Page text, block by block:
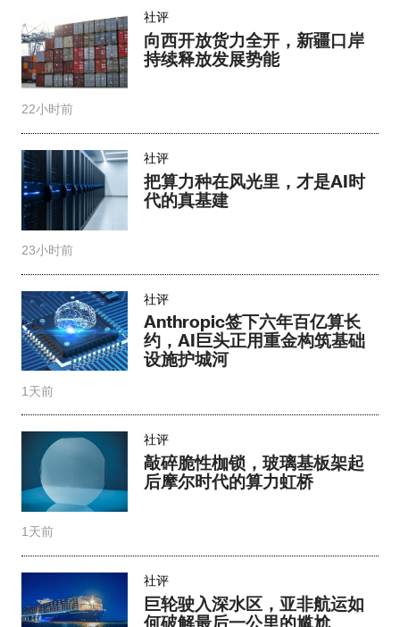
社评
向西开放货力全开，新疆口岸
持续释放发展势能
22小时前
社评
把算力种在风光里，才是AI时
代的真基建
23小时前
社评
Anthropic签下六年百亿算长
约，AI巨头正用重金构筑基础
设施护城河
1天前
社评
敲碎脆性枷锁，玻璃基板架起
后摩尔时代的算力虹桥
1天前
社评
巨轮驶入深水区，亚非航运如
何破解最后一公里的尴尬